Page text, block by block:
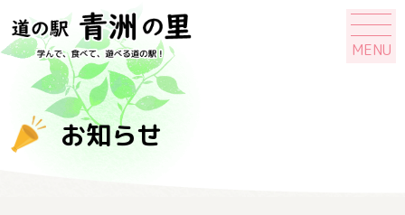
MENU
お知らせ